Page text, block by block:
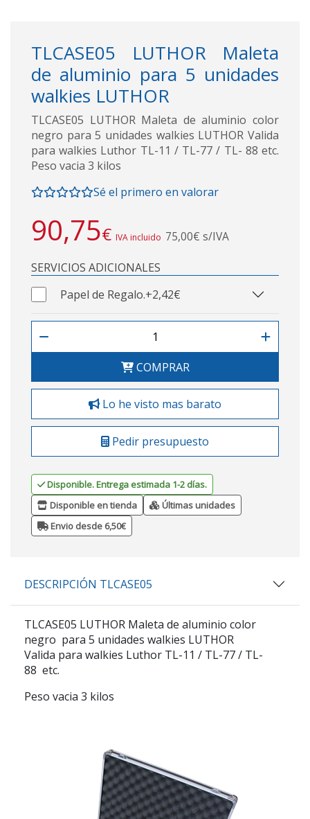
TLCASE05 LUTHOR Maleta
de aluminio para 5 unidades
walkies LUTHOR
TLCASE05 LUTHOR Maleta de aluminio color
negro para 5 unidades walkies LUTHOR Valida
para walkies Luthor TL-11 / TL-77 / TL- 88 etc.
Peso vacia 3 kilos
Sé el primero en valorar
90,75€ IVA incluido 75,00€ s/IVA
SERVICIOS ADICIONALES
Papel de Regalo.+2,42€
COMPRAR
Lo he visto mas barato
Pedir presupuesto
Disponible. Entrega estimada 1-2 días.
Disponible en tienda
Últimas unidades
Envio desde 6,50€
DESCRIPCIÓN TLCASE05
TLCASE05 LUTHOR Maleta de aluminio color
negro para 5 unidades walkies LUTHOR
Valida para walkies Luthor TL-11 / TL-77 / TL-
88 etc.
Peso vacia 3 kilos